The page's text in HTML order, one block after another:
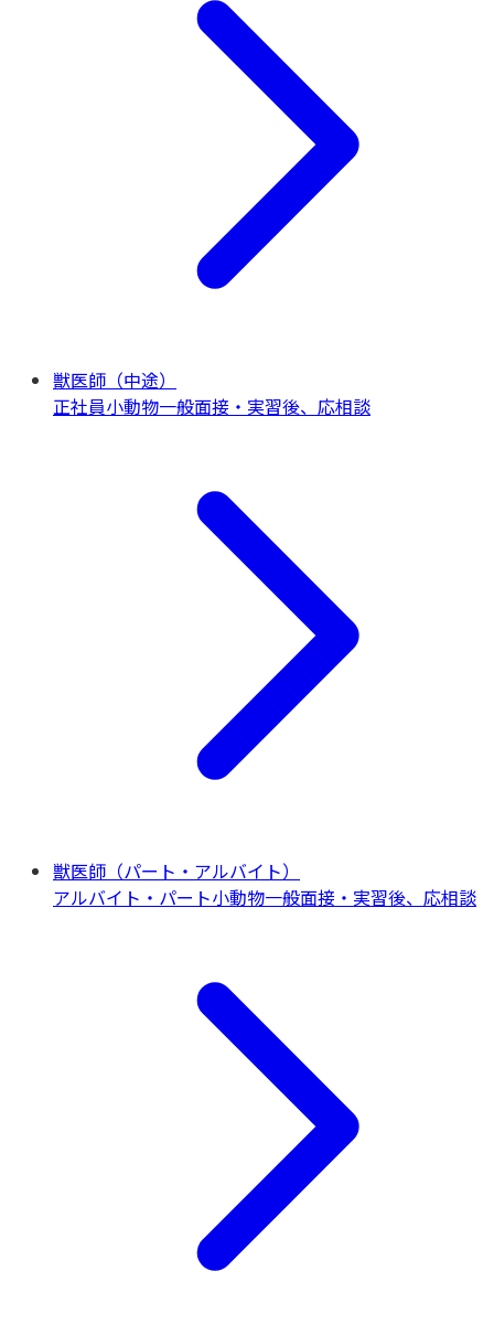
獣医師（中途）
正社員小動物一般面接・実習後、応相談
獣医師（パート・アルバイト）
アルバイト・パート小動物一般面接・実習後、応相談